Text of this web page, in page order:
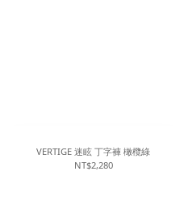
VERTIGE 迷眩 丁字褲 橄欖綠
NT$2,280